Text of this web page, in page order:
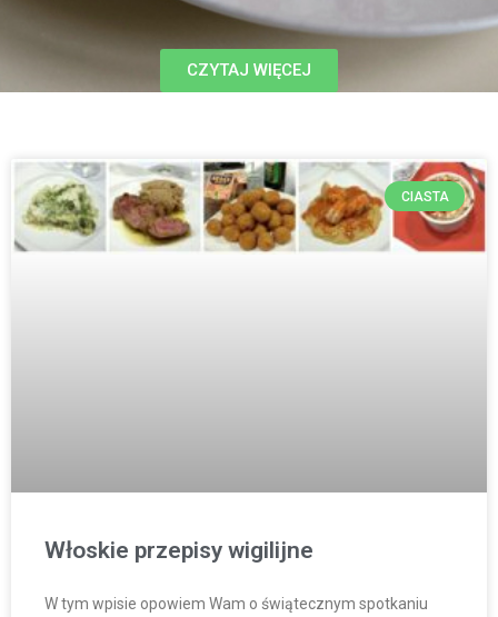
CZYTAJ WIĘCEJ
CIASTA
Włoskie przepisy wigilijne
W tym wpisie opowiem Wam o świątecznym spotkaniu